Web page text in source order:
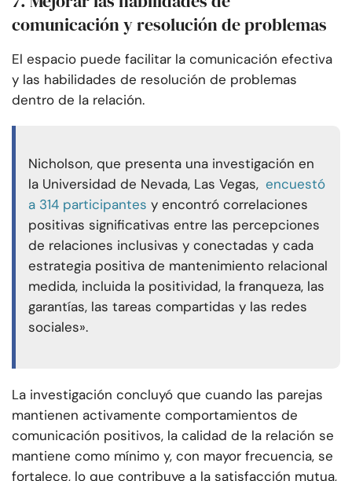
comunicación y resolución de problemas
El espacio puede facilitar la comunicación efectiva
y las habilidades de resolución de problemas
dentro de la relación.
Nicholson, que presenta una investigación en
la Universidad de Nevada, Las Vegas, encuestó
a 314 participantes y encontró correlaciones
positivas significativas entre las percepciones
de relaciones inclusivas y conectadas y cada
estrategia positiva de mantenimiento relacional
medida, incluida la positividad, la franqueza, las
garantías, las tareas compartidas y las redes
sociales».
La investigación concluyó que cuando las parejas
mantienen activamente comportamientos de
comunicación positivos, la calidad de la relación se
mantiene como mínimo y, con mayor frecuencia, se
fortalece, lo que contribuye a la satisfacción mutua,